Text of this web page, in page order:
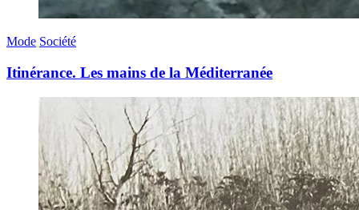
Mode Société
Itinérance. Les mains de la Méditerranée